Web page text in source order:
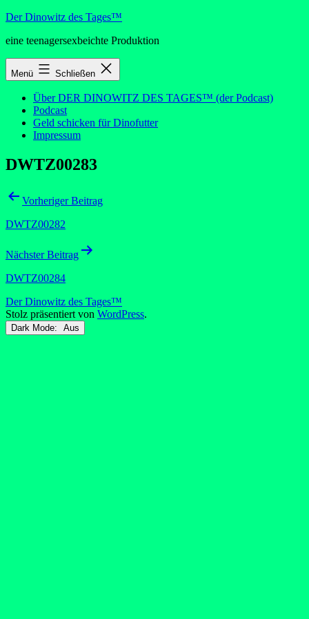
Zum
springen
Der Dinowitz des Tages™
eine teenagersexbeichte Produktion
Menü Schließen
Über DER DINOWITZ DES TAGES™ (der Podcast)
Podcast
Geld schicken für Dinofutter
Impressum
DWTZ00283
Beitragsnavigation
Vorheriger Beitrag
DWTZ00282
Nächster Beitrag
DWTZ00284
Der Dinowitz des Tages™
Stolz präsentiert von WordPress.
Dark Mode: